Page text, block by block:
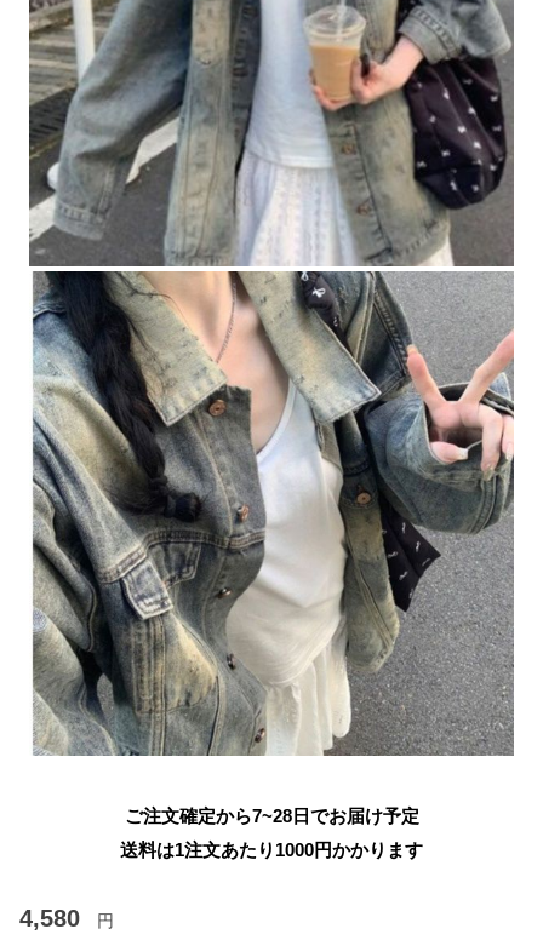
ご注文確定から7~28日でお届け予定
送料は1注文あたり 1000円かかります
4,580 円